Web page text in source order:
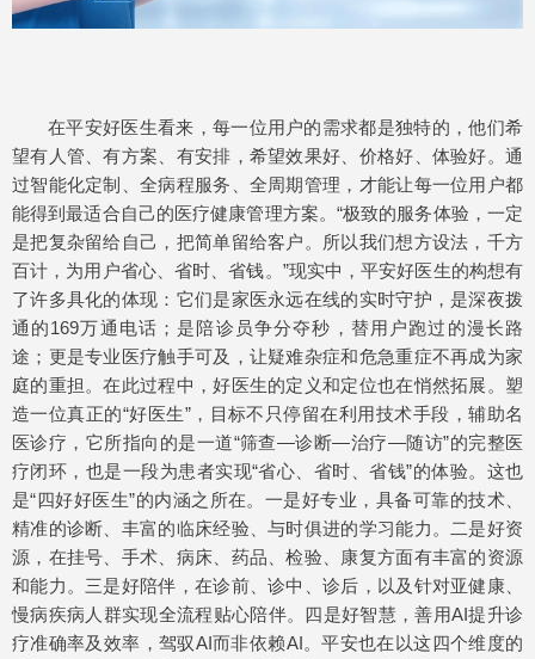
在平安好医生看来，每一位用户的需求都是独特的，他们希
望有人管、有方案、有安排，希望效果好、价格好、体验好。通
过智能化定制、全病程服务、全周期管理，才能让每一位用户都
能得到最适合自己的医疗健康管理方案。“极致的服务体验，一定
是把复杂留给自己，把简单留给客户。所以我们想方设法，千方
百计，为用户省心、省时、省钱。”现实中，平安好医生的构想有
了许多具化的体现：它们是家医永远在线的实时守护，是深夜拨
通的169万通电话；是陪诊员争分夺秒，替用户跑过的漫长路
途；更是专业医疗触手可及，让疑难杂症和危急重症不再成为家
庭的重担。在此过程中，好医生的定义和定位也在悄然拓展。塑
造一位真正的“好医生”，目标不只停留在利用技术手段，辅助名
医诊疗，它所指向的是一道“筛查—诊断—治疗—随访”的完整医
疗闭环，也是一段为患者实现“省心、省时、省钱”的体验。这也
是“四好好医生”的内涵之所在。一是好专业，具备可靠的技术、
精准的诊断、丰富的临床经验、与时俱进的学习能力。二是好资
源，在挂号、手术、病床、药品、检验、康复方面有丰富的资源
和能力。三是好陪伴，在诊前、诊中、诊后，以及针对亚健康、
慢病疾病人群实现全流程贴心陪伴。四是好智慧，善用AI提升诊
疗准确率及效率，驾驭AI而非依赖AI。平安也在以这四个维度的